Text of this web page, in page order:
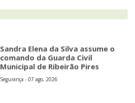
Sandra Elena da Silva assume o
comando da Guarda Civil
Municipal de Ribeirão Pires
Segurança - 07 ago, 2026